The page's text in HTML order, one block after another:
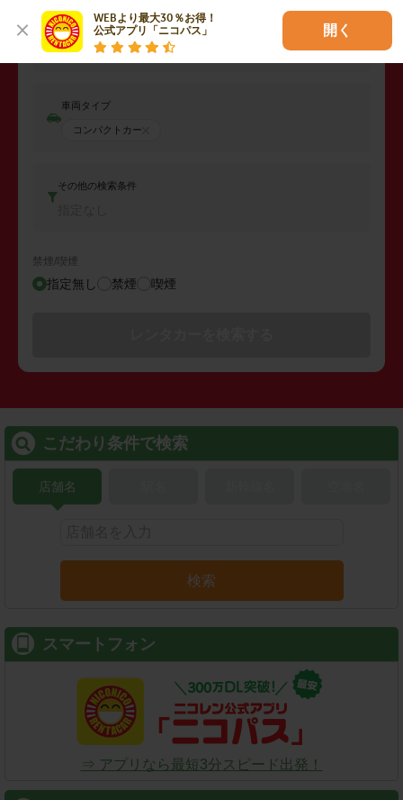
WEBより最大30％お得！
公式アプリ「ニコパス」
開く
返却日時
2026年08月09日 (日)
車両タイプ
コンパクトカー
その他の検索条件
禁煙/喫煙
指定無し 禁煙 喫煙
こだわり条件で検索
店舗名
検索
スマートフォン
⇒ アプリなら最短3分スピード出発！